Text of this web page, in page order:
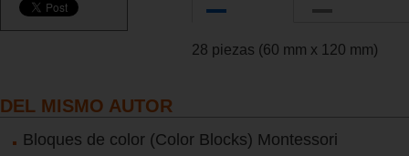
28 piezas (60 mm x 120 mm)
DEL MISMO AUTOR
Bloques de color (Color Blocks) Montessori